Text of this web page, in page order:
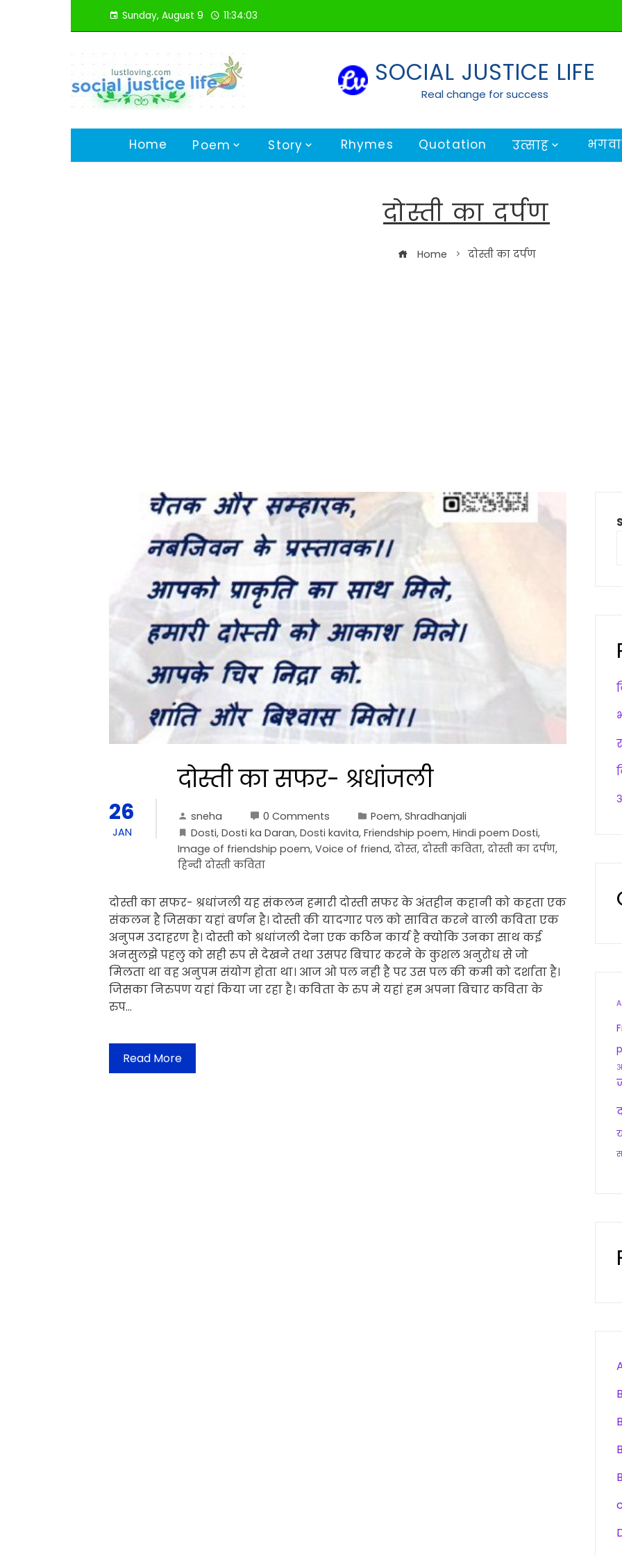
Sunday, August 9 11:34:04
SOCIAL JUSTICE LIFE
Real change for success
Home Poem Story Rhymes Quotation उत्साह
दोस्ती का दर्पण
Home दोस्ती का दर्पण
26
JAN
दोस्ती का सफर- श्रधांजली
sneha 0 Comments Poem, Shradhanjali
Dosti, Dosti ka Daran, Dosti kavita, Friendship poem, Hindi poem Dosti,
Image of friendship poem, Voice of friend, दोस्त, दोस्ती कविता, दोस्ती का दर्पण,
हिन्दी दोस्ती कविता
दोस्ती का सफर- श्रधांजली यह संकलन हमारी दोस्ती सफर के अंतहीन कहानी को कहता एक
संकलन है जिसका यहां बर्णन है। दोस्ती की यादगार पल को सावित करने वाली कविता एक
अनुपम उदाहरण है। दोस्ती को श्रधांजली देना एक कठिन कार्य है क्योकि उनका साथ कई
अनसुलझे पहलु को सही रुप से देखने तथा उसपर बिचार करने के कुशल अनुरोध से जो
मिलता था वह अनुपम संयोग होता था। आज ओ पल नही है पर उस पल की कमी को दर्शाता है।
जिसका निरुपण यहां किया जा रहा है। कविता के रुप मे यहां हम अपना बिचार कविता के
रुप…
Read More